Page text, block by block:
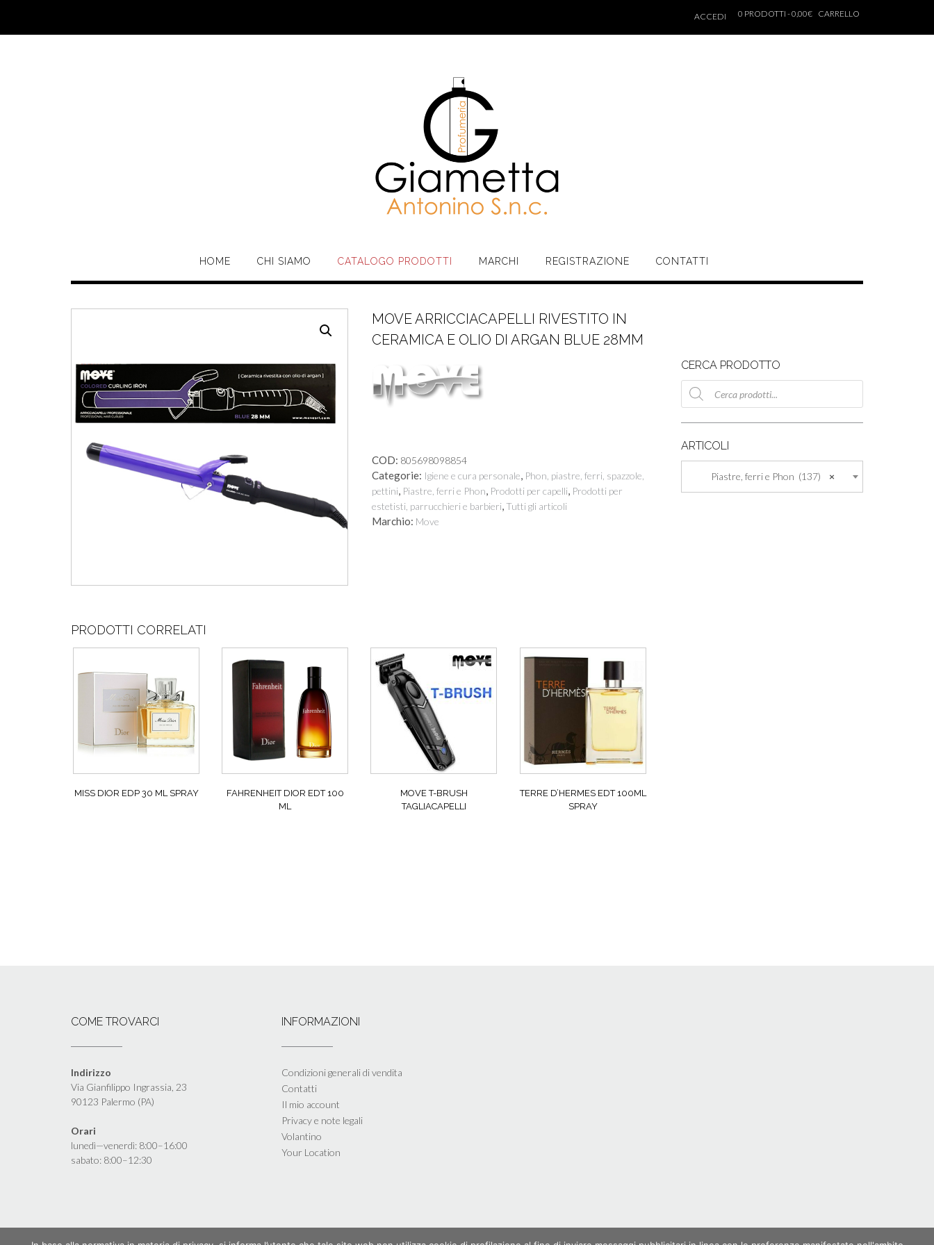
content
ACCEDI 0 PRODOTTI - 0,00€ CARRELLO
HOME CHI SIAMO CATALOGO PRODOTTI MARCHI REGISTRAZIONE CONTATTI
MOVE ARRICCIACAPELLI RIVESTITO IN
CERAMICA E OLIO DI ARGAN BLUE 28MM
COD: 805698098854
Categorie: Igiene e cura personale, Phon, piastre, ferri, spazzole,
pettini, Piastre, ferri e Phon, Prodotti per capelli, Prodotti per
estetisti, parrucchieri e barbieri,Tutti gli articoli
Marchio: Move
PRODOTTI CORRELATI
MISS DIOR EDP 30 ML SPRAY
FAHRENHEIT DIOR EDT 100
ML
MOVE T-BRUSH
TAGLIACAPELLI
TERRE D’HERMES EDT 100ML
SPRAY
CERCA PRODOTTO
Ricerca
prodotti
ARTICOLI
×
Piastre, ferri e Phon (137)
COME TROVARCI
Indirizzo
Via Gianfilippo Ingrassia, 23
90123 Palermo (PA)
Orari
lunedì—venerdì: 8:00–16:00
sabato: 8:00–12:30
INFORMAZIONI
Condizioni generali di vendita
Contatti
Il mio account
Privacy e note legali
Volantino
Your Location